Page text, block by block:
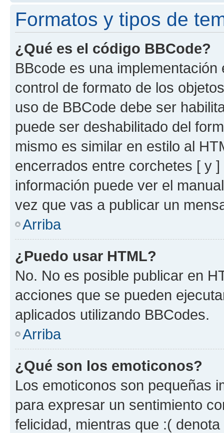
Formatos y tipos de
¿Qué es el código BBCode?
BBcode es una
control de formato de los
uso de BBCode debe ser
puede ser deshabilitado del
mismo es similar en estilo al
encerrados entre corchetes [ y
información puede ver el
vez que vas a publicar un
Arriba
¿Puedo usar HTML?
No. No es posible publicar en
acciones que se pueden
aplicados utilizando BBCodes.
Arriba
¿Qué son los emoticonos?
Los emoticonos son pequeñas
para expresar un sentimiento
felicidad, mientras que :(